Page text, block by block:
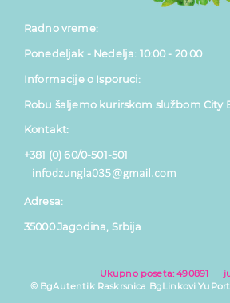
Radno vreme:
Ponedeljak - Nedelja: 10:00 - 20:00
Informacije o Isporuci:
Robu šaljemo kurirskom službom City
Kontakt:
+381 (0) 60/0-501-501
Adresa:
35000 Jagodina, Srbija
Ukupno poseta: 490891
© BgAutentik Raskrsnica BgLinkovi